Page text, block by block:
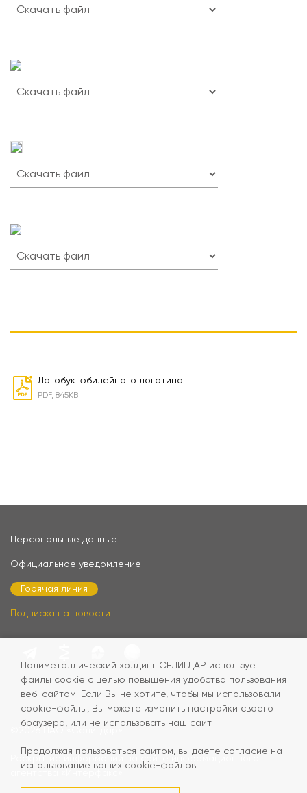
Логобук юбилейного логотипа
PDF, 845KB
Персональные данные
Официальное уведомление
Горячая линия
Подписка на новости
©2026 ПАО «Селигдар»
Раскрытие информации на сайте информационного
Полиметаллический холдинг СЕЛИГДАР использует
файлы cookie с целью повышения удобства пользования
веб-сайтом. Если Вы не хотите, чтобы мы использовали
cookie-файлы, Вы можете изменить настройки своего
браузера, или не использовать наш сайт.
Продолжая пользоваться сайтом, вы даете согласие на
использование ваших cookie-файлов.